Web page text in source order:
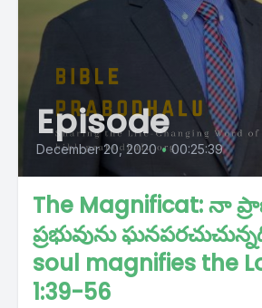
Episode
December 20, 2020 • 00:25:39
The Magnificat: నా
ప్రభువును
soul magnifies the
1:39-56